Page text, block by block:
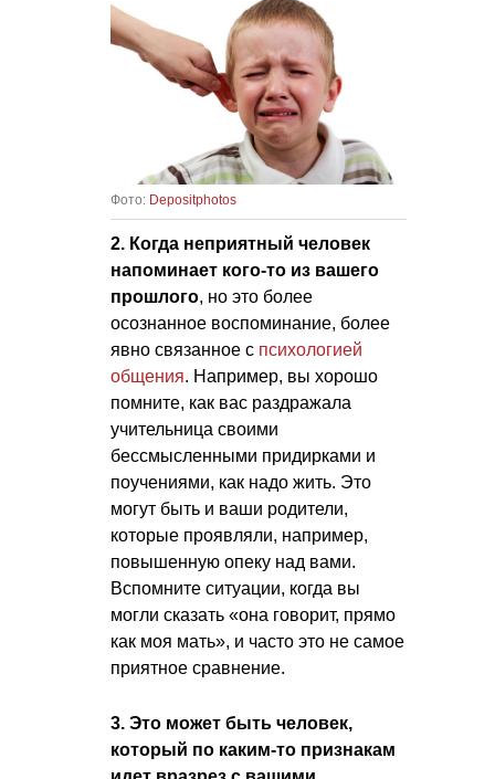
Фото: Depositphotos
2. Когда неприятный человек
напоминает кого-то из вашего
прошлого, но это более
осознанное воспоминание, более
явно связанное с психологией
общения. Например, вы хорошо
помните, как вас раздражала
учительница своими
бессмысленными придирками и
поучениями, как надо жить. Это
могут быть и ваши родители,
которые проявляли, например,
повышенную опеку над вами.
Вспомните ситуации, когда вы
могли сказать «она говорит, прямо
как моя мать», и часто это не самое
приятное сравнение.
3. Это может быть человек,
который по каким-то признакам